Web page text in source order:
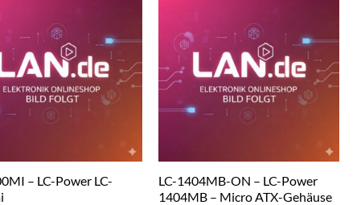
– LC-Power LC-
LC-1404MB-ON – LC-Power
1404MB – Micro ATX-Gehäuse